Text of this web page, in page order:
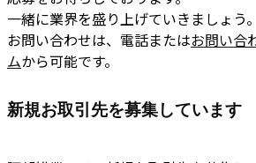
一緒に業界を盛り上げていきましょう。
お問い合わせは、電話またはお問い合
ムから可能です。
新規お取引先を募集しています